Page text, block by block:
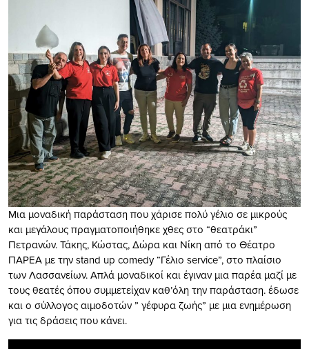
Μια μοναδική παράσταση που χάρισε πολύ γέλιο σε μικρούς
και μεγάλους πραγματοποιήθηκε χθες στο “θεατράκι”
Πετρανών. Τάκης, Κώστας, Δώρα και Νίκη από το Θέατρο
ΠΑΡΕΑ με την stand up comedy “Γέλιο service”, στο πλαίσιο
των Λασσανείων. Απλά μοναδικοί και έγιναν μια παρέα μαζί με
τους θεατές όπου συμμετείχαν καθ’όλη την παράσταση. έδωσε
και ο σύλλογος αιμοδοτών ” γέφυρα ζωής” με μια ενημέρωση
για τις δράσεις που κάνει.